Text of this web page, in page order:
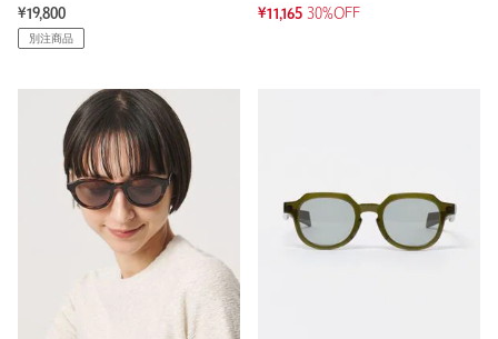
¥19,800
別注商品
¥11,165 30%OFF